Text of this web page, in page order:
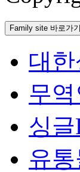
Family site 바로가기
대
무
싱
유